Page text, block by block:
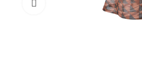
Cliquez pour agrandir